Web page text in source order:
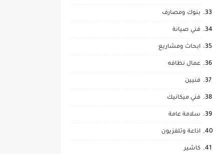
بنوك ومصارف
فني صيانة
ابحاث ومشاريع
عمال نظافه
فنيين
فني ميكانيك
سلامة عامة
اذاعة وتلفزيون
كاشير